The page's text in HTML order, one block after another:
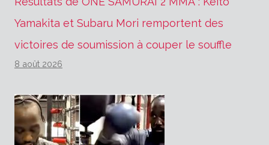
Yamakita et Subaru Mori remportent des
victoires de soumission à couper le souffle
8 août 2026